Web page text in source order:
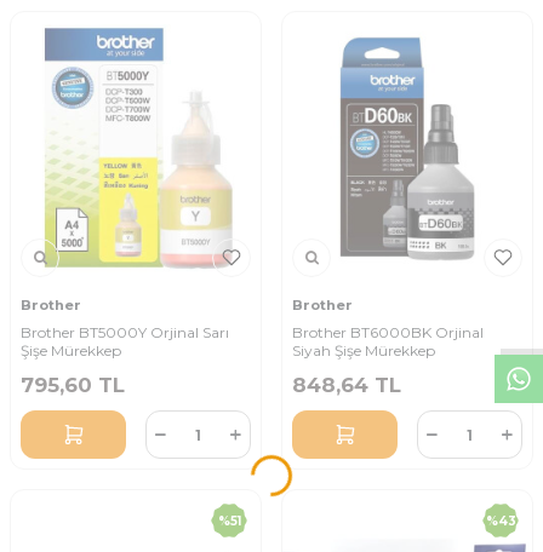
W
h
t
s
a
p
p
D
e
s
t
e
H
a
t
t
Brother
Brother BT5000Y Orjinal Sarı
Şişe Mürekkep
795,60 TL
Brother
Brother BT6000BK Orjinal
Siyah Şişe Mürekkep
848,64 TL
%51 %43